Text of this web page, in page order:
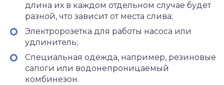
длина их в каждом отдельном случае будет
разной, что зависит от места слива;
Электророзетка для работы насоса или
удлинитель;
Специальная одежда, например, резиновые
сапоги или водонепроницаемый
комбинезон.